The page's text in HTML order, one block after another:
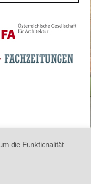
die Funktionalität